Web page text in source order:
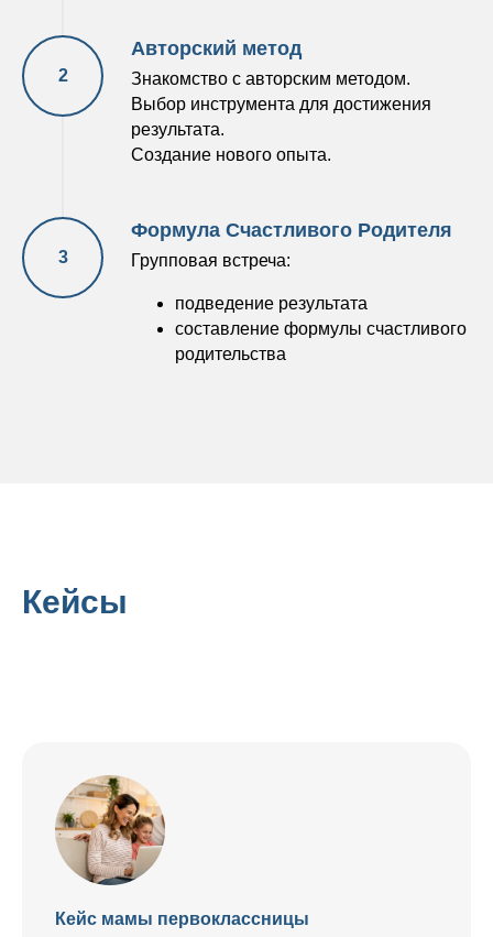
Авторский метод
Знакомство с авторским методом.
Выбор инструмента для достижения
результата.
Создание нового опыта.
Формула Счастливого Родителя
Групповая встреча:
подведение результата
составление формулы счастливого
родительства
Кейсы
Кейс мамы первоклассницы